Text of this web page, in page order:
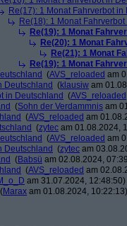
Re(17): 1 Monat Fahrverbot in
Re(18): 1 Monat
Re(19): 1 Monat
Re(20): 1 Monat
Re(21): 1 Monat
Re(19): 1 Monat
(AVS_reloaded am
Deutschland (klausiw am
in Deutschland (AVS_reloaded
(Sohn der Verdammnis am
(AVS_reloaded am
(zytec am 01.08.2024,
(AVS_reloaded am
Deutschland (zytec am
(Babsü am 02.08.2024,
(AVS_reloaded am
am 31.07.2024, 12:48:50)
(Marax am 01.08.2024, 10:22:13)